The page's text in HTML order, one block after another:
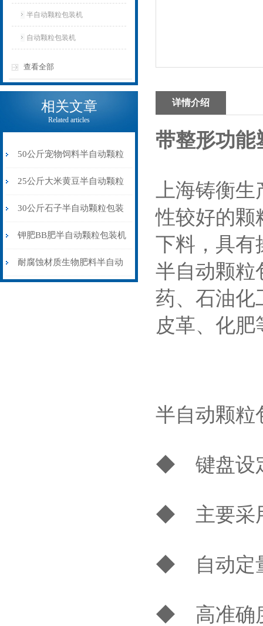
半自动颗粒包装机
自动颗粒包装机
查看全部
相关文章
Related articles
50公斤宠物饲料半自动颗粒
包装机配缝包机
25公斤大米黄豆半自动颗粒
包装机配缝包机
30公斤石子半自动颗粒包装
机皮带输送式
钾肥BB肥半自动颗粒包装机
304不锈钢材质
耐腐蚀材质生物肥料半自动
详情介绍
带整形功能
上海铸衡
性较好的颗
下料，具有
半自动颗粒
药、石油化
皮革、化肥
半自动颗粒
◆ 键盘设
◆ 主要采
◆ 自动定
◆ 高准确